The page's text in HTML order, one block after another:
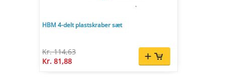
HBM 4-delt plastskraber sæt
Kr. 114,63
Kr. 81,88